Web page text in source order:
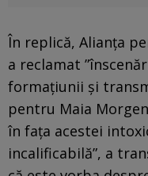
În replică, Alianţa
a reclamat
formaţiunii şi
pentru Maia
în faţa acestei
incalificabilă”, a